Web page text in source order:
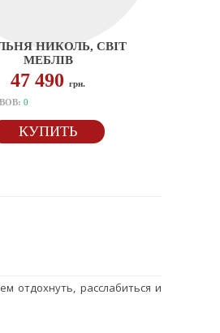
НИКОЛЬ, СВІТ
МЕБЛІВ
47 490 грн.
0
КУПИТЬ
отдохнуть, расслабиться и